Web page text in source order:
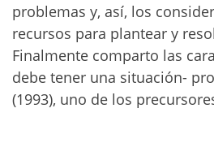
problemas y, así, los
recursos para plantear y
Finalmente comparto las
debe tener una situación-
(1993), uno de los